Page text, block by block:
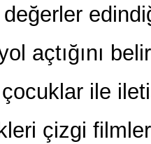
değerler
açtığını
ile
çizgi